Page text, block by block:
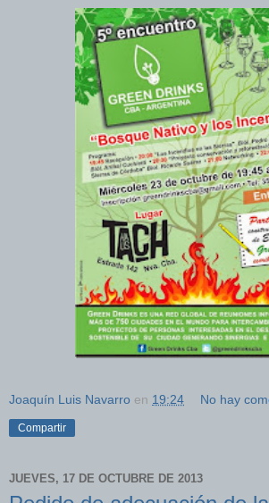
Joaquín Luis Navarro en 19:24 No hay
Compartir
JUEVES, 17 DE OCTUBRE DE 2013